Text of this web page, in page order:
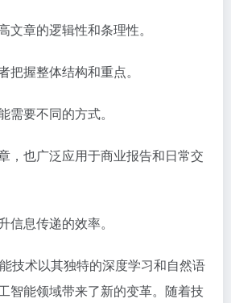
文章的逻辑性和条理性。
把握整体结构和重点。
需要不同的方式。
，也广泛应用于商业报告和日常交
信息传递的效率。
技术以其独特的深度学习和自然语
智能领域带来了新的变革。随着技